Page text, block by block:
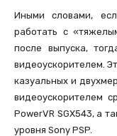
Иными словами,
работать с
после выпуска,
видеоускорителем.
казуальных и
видеоускорителем
PowerVR SGX543, а
уровня Sony PSP.